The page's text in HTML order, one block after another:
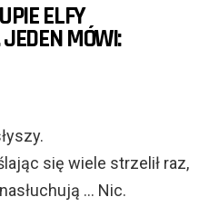
ELFY
MÓWI:
się wiele strzelił raz,
… Nic.